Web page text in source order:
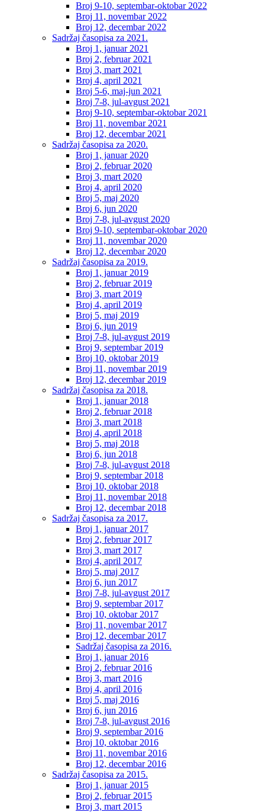
Broj 9-10, septembar-oktobar 2022
Broj 11, novembar 2022
Broj 12, decembar 2022
Sadržaj časopisa za 2021.
Broj 1, januar 2021
Broj 2, februar 2021
Broj 3, mart 2021
Broj 4, april 2021
Broj 5-6, maj-jun 2021
Broj 7-8, jul-avgust 2021
Broj 9-10, septembar-oktobar 2021
Broj 11, novembar 2021
Broj 12, decembar 2021
Sadržaj časopisa za 2020.
Broj 1, januar 2020
Broj 2, februar 2020
Broj 3, mart 2020
Broj 4, april 2020
Broj 5, maj 2020
Broj 6, jun 2020
Broj 7-8, jul-avgust 2020
Broj 9-10, septembar-oktobar 2020
Broj 11, novembar 2020
Broj 12, decembar 2020
Sadržaj časopisa za 2019.
Broj 1, januar 2019
Broj 2, februar 2019
Broj 3, mart 2019
Broj 4, april 2019
Broj 5, maj 2019
Broj 6, jun 2019
Broj 7-8, jul-avgust 2019
Broj 9, septembar 2019
Broj 10, oktobar 2019
Broj 11, novembar 2019
Broj 12, decembar 2019
Sadržaj časopisa za 2018.
Broj 1, januar 2018
Broj 2, februar 2018
Broj 3, mart 2018
Broj 4, april 2018
Broj 5, maj 2018
Broj 6, jun 2018
Broj 7-8, jul-avgust 2018
Broj 9, septembar 2018
Broj 10, oktobar 2018
Broj 11, novembar 2018
Broj 12, decembar 2018
Sadržaj časopisa za 2017.
Broj 1, januar 2017
Broj 2, februar 2017
Broj 3, mart 2017
Broj 4, april 2017
Broj 5, maj 2017
Broj 6, jun 2017
Broj 7-8, jul-avgust 2017
Broj 9, septembar 2017
Broj 10, oktobar 2017
Broj 11, novembar 2017
Broj 12, decembar 2017
Sadržaj časopisa za 2016.
Broj 1, januar 2016
Broj 2, februar 2016
Broj 3, mart 2016
Broj 4, april 2016
Broj 5, maj 2016
Broj 6, jun 2016
Broj 7-8, jul-avgust 2016
Broj 9, septembar 2016
Broj 10, oktobar 2016
Broj 11, novembar 2016
Broj 12, decembar 2016
Sadržaj časopisa za 2015.
Broj 1, januar 2015
Broj 2, februar 2015
Broj 3, mart 2015